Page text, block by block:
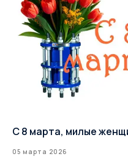
С 8 марта, милые
05 марта 2026